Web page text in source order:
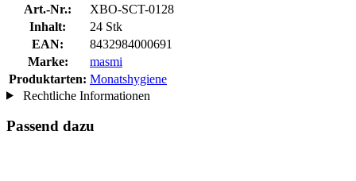
Art.-Nr.:
XBO-SCT-0128
Inhalt:
24 Stk
EAN:
8432984000691
Marke:
masmi
Produktarten: Monatshygiene
Rechtliche Informationen
Passend dazu